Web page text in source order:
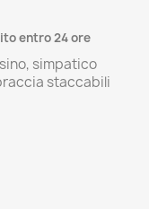
entro 24 ore
simpatico
staccabili